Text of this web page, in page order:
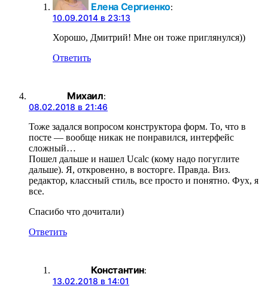
Елена Сергиенко:
10.09.2014 в 23:13
Хорошо, Дмитрий! Мне он тоже приглянулся))
Ответить
Михаил:
08.02.2018 в 21:46
Тоже задался вопросом конструктора форм. То, что в
посте — вообще никак не понравился, интерфейс
сложный…
Пошел дальше и нашел Ucalc (кому надо погуглите
дальше). Я, откровенно, в восторге. Правда. Виз.
редактор, классный стиль, все просто и понятно. Фух, я
все.
Спасибо что дочитали)
Ответить
Константин:
13.02.2018 в 14:01